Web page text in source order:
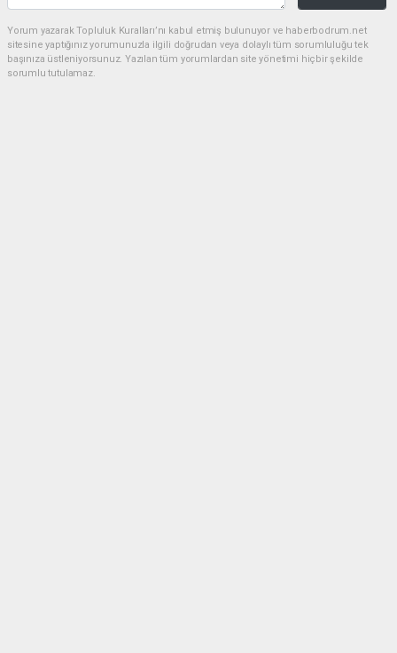
Yorum yazarak Topluluk Kuralları’nı kabul etmiş bulunuyor ve haberbodrum.net
sitesine yaptığınız yorumunuzla ilgili doğrudan veya dolaylı tüm sorumluluğu tek
başınıza üstleniyorsunuz. Yazılan tüm yorumlardan site yönetimi hiçbir şekilde
sorumlu tutulamaz.